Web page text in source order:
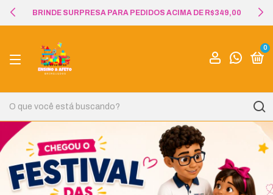
BRINDE SURPRESA PARA PEDIDOS ACIMA DE R$349,00
0